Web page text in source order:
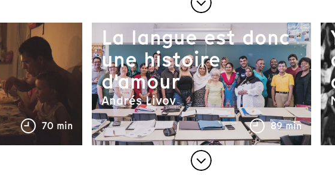
70 min
La langue est donc
une histoire
d'amour
Andrés Livov
89 min